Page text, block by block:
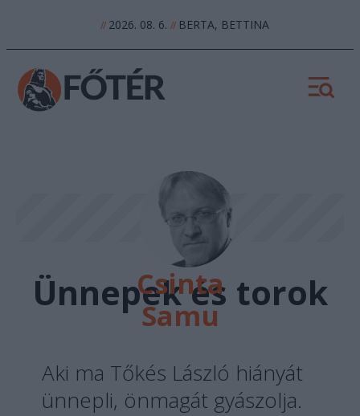
//2026. 08. 6. //BERTA, BETTINA
Csinta
Samu
Ünnepek és torok
Aki ma Tőkés László hiányát
ünnepli, önmagát gyászolja.